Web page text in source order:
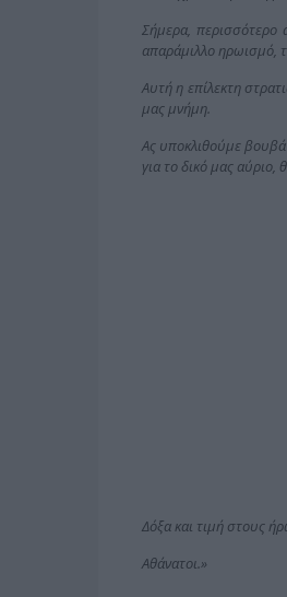
Σήμερα,
απαράμιλλο ηρωισμό,
Αυτή η επίλεκτη
μας μνήμη.
Ας υποκλιθούμε
για το δικό μας αύριο,
Δόξα και τιμή στους
Αθάνατοι.»